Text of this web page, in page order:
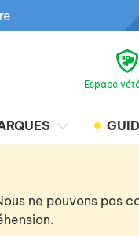
Espace
ne pouvons pas